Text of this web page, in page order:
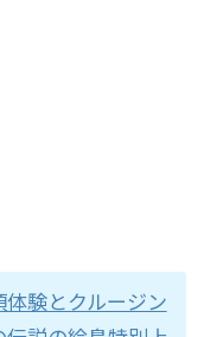
験とクルージン